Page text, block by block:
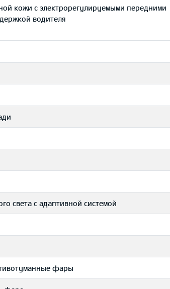
кожи с электрорегулируемыми передними
водителя
света с адаптивной системой
фары